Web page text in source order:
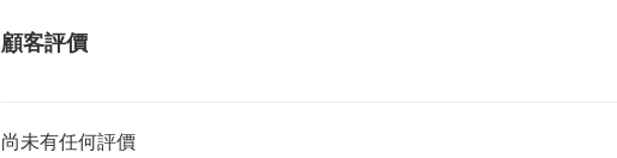
顧客評價
尚未有任何評價